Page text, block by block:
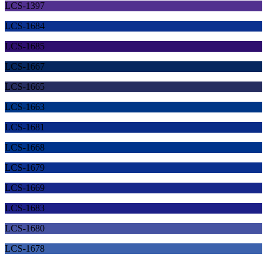
LCS-1397
LCS-1684
LCS-1685
LCS-1667
LCS-1665
LCS-1663
LCS-1681
LCS-1668
LCS-1679
LCS-1669
LCS-1683
LCS-1680
LCS-1678